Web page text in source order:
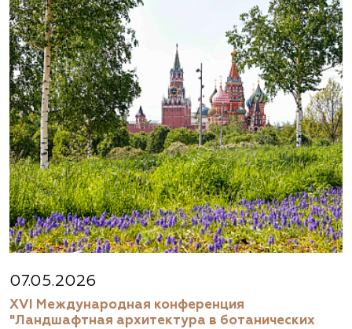
07.05.2026
XVI Международная конференция
"Ландшафтная архитектура в ботанических